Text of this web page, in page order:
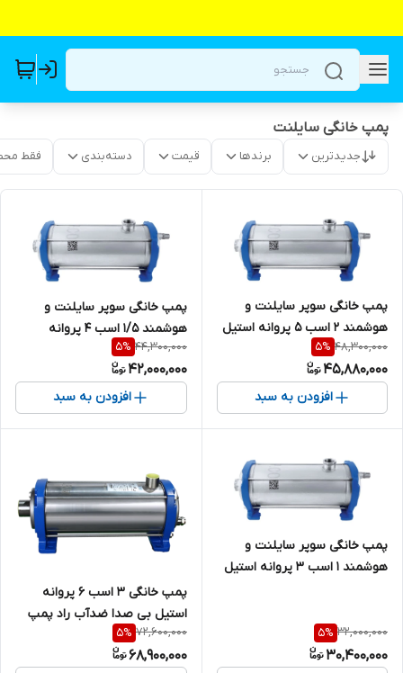
پمپ خانگی سایلنت
جدیدترین برندها قیمت دسته‌بندی فقط
پمپ خانگی سوپر سایلنت و
هوشمند 2 اسب 5 پروانه استیل
تکفاز امپیکو بی صدا ضد آب
مدل HS.04.2 / سایلنت
48,300,000
5%
45,880,000
افزودن به سبد
پمپ خانگی سوپر سایلنت و
هوشمند 1/5 اسب 4 پروانه
استیل تکفاز امپیکو بی صدا ضد
آب مدل HS.04.1/5 / سایلنت
44,300,000
5%
42,000,000
افزودن به سبد
پمپ خانگی سوپر سایلنت و
هوشمند 1 اسب 3 پروانه استیل
32,000,000
5%
30,400,000
پمپ خانگی ۳ اسب ۶ پروانه
استیل بی صدا ضدآب راد پمپ
9SS06 | سایلنت
72,600,000
5%
68,900,000